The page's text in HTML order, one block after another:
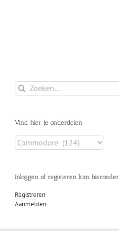
Zoeken
naar:
Vind hier je onderdelen
Inloggen of registeren kan hieronder
Registreren
Aanmelden